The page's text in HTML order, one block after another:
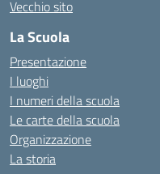
Vecchio sito
La Scuola
Presentazione
I luoghi
I numeri della scuola
Le carte della scuola
Organizzazione
La storia